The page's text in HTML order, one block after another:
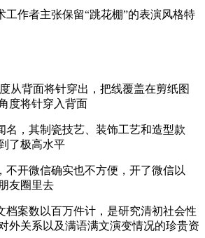
工作者主张保留“跳花棚”的表演风格特
背面将针穿出，把线覆盖在剪纸图
角度将针穿入背面
，其制瓷技艺、装饰工艺和造型款
到了极高水平
不开微信确实也不方便，开了微信以
朋友圈里去
案数以百万件计，是研究清初社会性
国对外关系以及满语满文演变情况的珍贵资